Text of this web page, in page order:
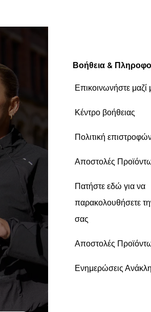
Βοήθεια &
Επικοινωνήστε μαζί
Κέντρο βοήθειας
Πολιτική
Αποστολές
Πατήστε εδώ για να
παρακολουθήσετε
σας
Αποστολές
Ενημερώσεις